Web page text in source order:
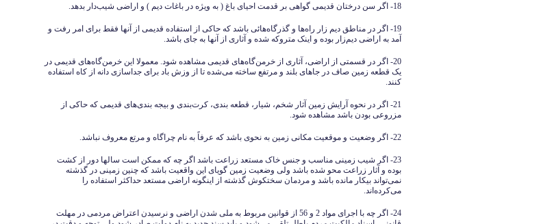
18- اگر سن درختان قدیمی گواهی بر قدمت احیای باغ ( به ویژه در باغات دیم ) و اراضی شیب‌دار بدهد.
19- اگر در مناطق دیم‌ زار راه‌ها و گذرگاه‌هائی باشد که حاکی از استفاده قدیمی از آنها فقط برای امر رفت و
آمد به اراضی دیم‌زار بوده و اینک متروکه شده و آثاری از آنها به جای باشد.
20- اگر در قسمتی از اراضی، آثاری از خرمن‌گاه‌های قدیمی مشاهده شود. معمولا این خرمن‌گاه‌های قدیمی در
یک قطعه زمین صاف در جاهای بلند و مرتفع ساخته می‌شده تا از وزش باد برای جداسازی دانه از کاه استفاده
کنند.
21- اگر در نحوه آرایش زمین آثار شخم، شیار، قطعه بندی، کرت‌بندی و بیجه بندی‌های قدیمی که حاکی از
مزروعی بودن باشد مشاهده شود.
22- اگر وضعیت و موقعیت مکانی زمین به نحوی باشد که عرفاً به نام چراگاه و مرتع معروف نباشد.
23- اگر شیب زمینی مناسب و جنس خاک مستعد زراعت باشد اگر چه که ممکن است سالها دور از کشت
بوده و آثار زراعت محو شده باشد ولی وضعیت زمین گویای این واقعیت باشد که چنین زمینی در گذشته
نمی‌تواند بیکار مانده باشد و مردمان سختکوش گذشته از اینگونه اراضی مستعد حداکثر استفاده را
می‌کرده‌اند.
24- اگر چه با اجرای مواد 2 و 56 از قوانین مربوط به ملی شدن اراضی و نرسیدن اعتراض مردمی در مهلت